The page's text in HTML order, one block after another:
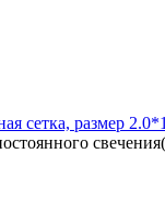
сетка, размер